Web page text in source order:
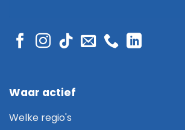
Waar actief
Welke regio's